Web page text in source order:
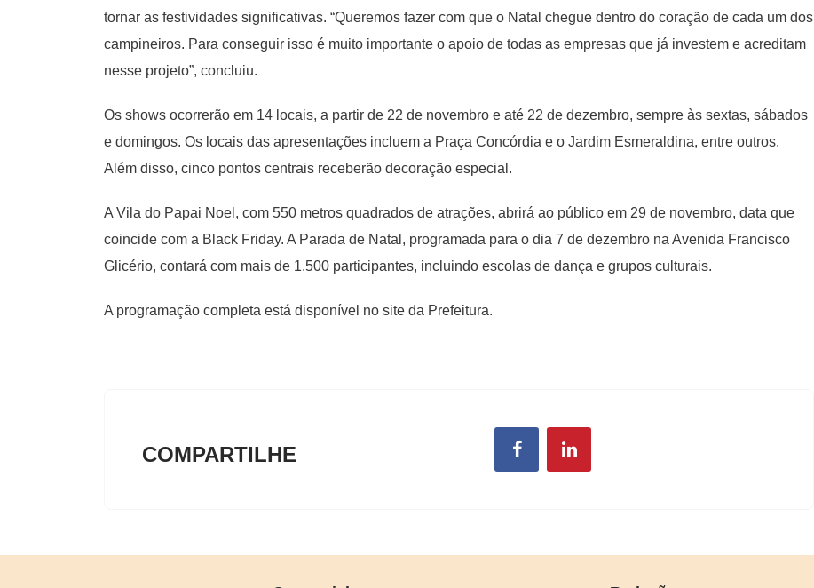
tornar as festividades significativas. “Queremos fazer com que o Natal chegue dentro do coração de cada um dos
campineiros. Para conseguir isso é muito importante o apoio de todas as empresas que já investem e acreditam
nesse projeto”, concluiu.
Os shows ocorrerão em 14 locais, a partir de 22 de novembro e até 22 de dezembro, sempre às sextas, sábados
e domingos. Os locais das apresentações incluem a Praça Concórdia e o Jardim Esmeraldina, entre outros.
Além disso, cinco pontos centrais receberão decoração especial.
A Vila do Papai Noel, com 550 metros quadrados de atrações, abrirá ao público em 29 de novembro, data que
coincide com a Black Friday. A Parada de Natal, programada para o dia 7 de dezembro na Avenida Francisco
Glicério, contará com mais de 1.500 participantes, incluindo escolas de dança e grupos culturais.
A programação completa está disponível no site da Prefeitura.
COMPARTILHE